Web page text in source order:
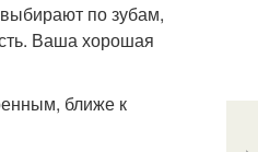
по зубам,
Ваша хорошая
ближе к